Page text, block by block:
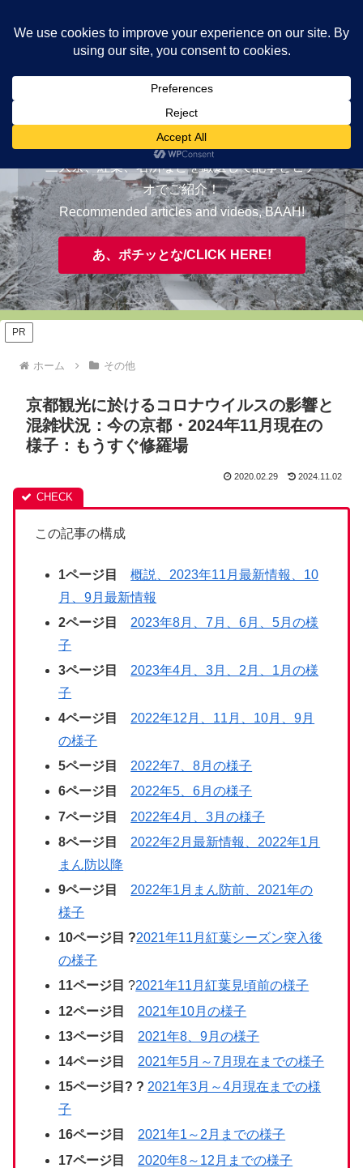
EVAAH!
おすすめ/RECOMMENDED
三大祭、紅葉、名所などを厳選して記事とビデ
オでご紹介！
Recommended articles and videos, BAAH!
あ、ポチッとな/CLICK HERE!
PR
ホーム その他
京都観光に於けるコロナウイルスの影響と
混雑状況：今の京都・2024年11月現在の
様子：もうすぐ修羅場
2020.02.29 2024.11.02
この記事の構成
1ページ目
概説、2023年11月最新情報、10
月、9月最新情報
2ページ目 2023年8月、7月、6月、5月の様
子
3ページ目
2023年4月、3月、2月、1月の様
子
4ページ目 2022年12月、11月、10月、9月
の様子
5ページ目
2022年7、8月の様子
6ページ目
2022年5、6月の様子
7ページ目
2022年4月、3月の様子
8ページ目 2022年2月最新情報、2022年1月
まん防以降
9ページ目 2022年1月まん防前、2021年の
様子
10ページ目 ?2021年11月紅葉シーズン突入後
の様子
11ページ目 ?2021年11月紅葉見頃前の様子
12ページ目
2021年10月の様子
13ページ目
2021年8、9月の様子
14ページ目
2021年5月～7月現在までの様子
15ページ目? ? 2021年3月～4月現在までの様
子
16ページ目
2021年1～2月までの様子
17ページ目 2020年8～12月までの様子